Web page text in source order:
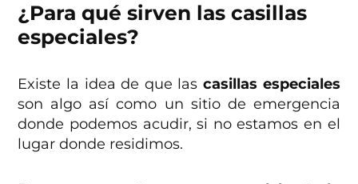
¿Para qué sirven las casillas
especiales?
Existe la idea de que las casillas especiales
son algo así como un sitio de emergencia
donde podemos acudir, si no estamos en el
lugar donde residimos.